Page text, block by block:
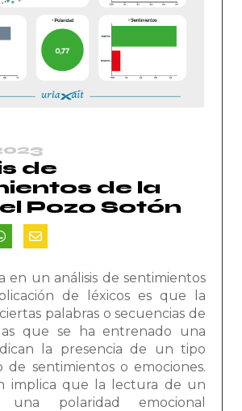
de
de la
Pozo Sotón
en un análisis de sentimientos
de léxicos es que la
palabras o secuencias de
que se ha entrenado una
la presencia de un tipo
de sentimientos o emociones.
implica que la lectura de un
polaridad emocional